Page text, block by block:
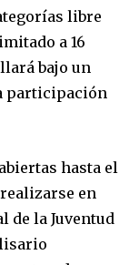
libre
a 16
bajo un
participación
hasta el
en
la Juventud